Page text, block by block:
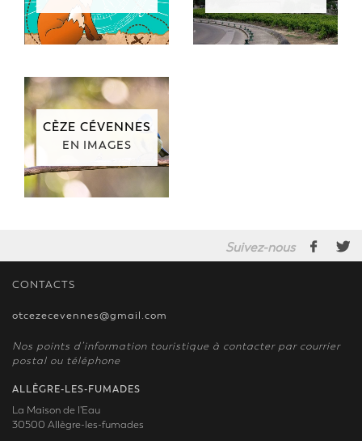
CÈZE CÉVENNES
EN IMAGES
Suivez-nous
CONTACTS
otcezecevennes@gmail.com
Nos points d’information touristique à contacter par courrier
postal ou téléphone
ALLÈGRE-LES-FUMADES
La Maison de l'Eau
30500 Allègre-les-fumades